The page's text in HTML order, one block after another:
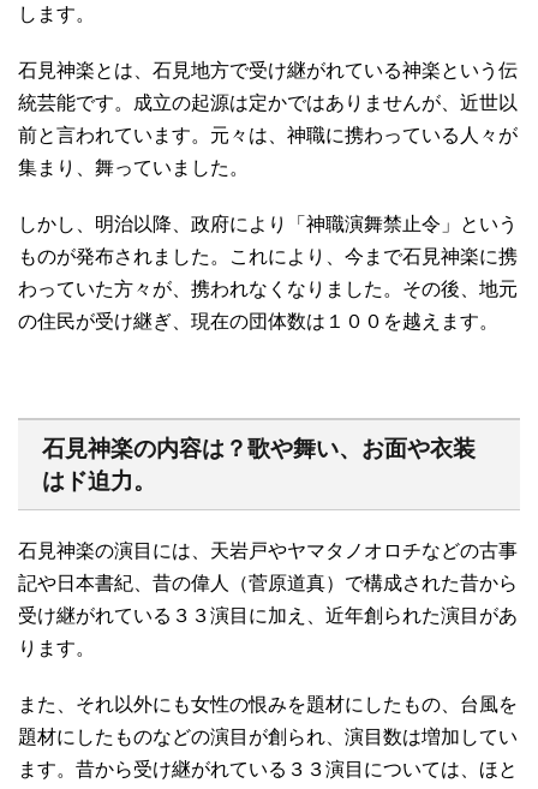
します。
石見神楽とは、石見地方で受け継がれている神楽という伝
統芸能です。成立の起源は定かではありませんが、近世以
前と言われています。元々は、神職に携わっている人々が
集まり、舞っていました。
しかし、明治以降、政府により「神職演舞禁止令」という
ものが発布されました。これにより、今まで石見神楽に携
わっていた方々が、携われなくなりました。その後、地元
の住民が受け継ぎ、現在の団体数は１００を越えます。
石見神楽の内容は？歌や舞い、お面や衣装
はド迫力。
石見神楽の演目には、天岩戸やヤマタノオロチなどの古事
記や日本書紀、昔の偉人（菅原道真）で構成された昔から
受け継がれている３３演目に加え、近年創られた演目があ
ります。
また、それ以外にも女性の恨みを題材にしたもの、台風を
題材にしたものなどの演目が創られ、演目数は増加してい
ます。昔から受け継がれている３３演目については、ほと